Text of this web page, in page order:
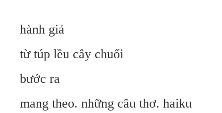
hành giả
từ túp lều cây chuối
bước ra
mang theo. những câu thơ. haiku